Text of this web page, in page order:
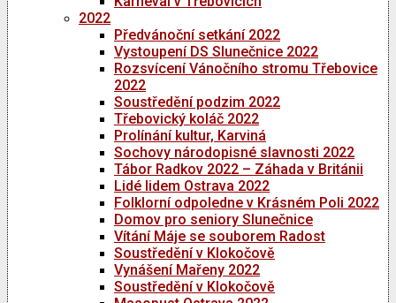
2022
Předvánoční setkání 2022
Vystoupení DS Slunečnice 2022
Rozsvícení Vánočního stromu Třebovice
2022
Soustředění podzim 2022
Třebovický koláč 2022
Prolínání kultur, Karviná
Sochovy národopisné slavnosti 2022
Tábor Radkov 2022 – Záhada v Británii
Lidé lidem Ostrava 2022
Folklorní odpoledne v Krásném Poli 2022
Domov pro seniory Slunečnice
Vítání Máje se souborem Radost
Soustředění v Klokočově
Vynášení Mařeny 2022
Soustředění v Klokočově